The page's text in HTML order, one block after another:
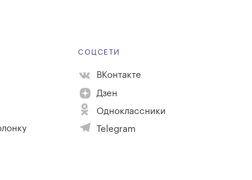
СОЦСЕТИ
ВКонтакте
Дзен
Одноклассники
Telegram